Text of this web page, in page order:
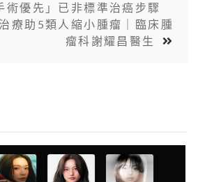
術優先」已非標準治癌步驟
療助5類人縮小腫瘤｜臨床腫
瘤科謝耀昌醫生